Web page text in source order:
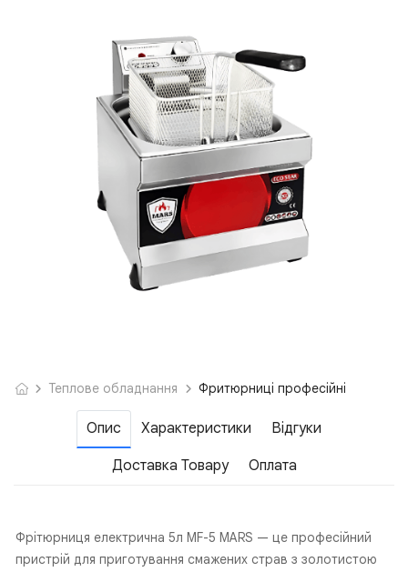
Теплове обладнання Фритюрниці професійні
Опис Характеристики Відгуки
Доставка Товару Оплата
Фрітюрниця електрична 5л MF-5 MARS — це професійний
пристрій для приготування смажених страв з золотистою